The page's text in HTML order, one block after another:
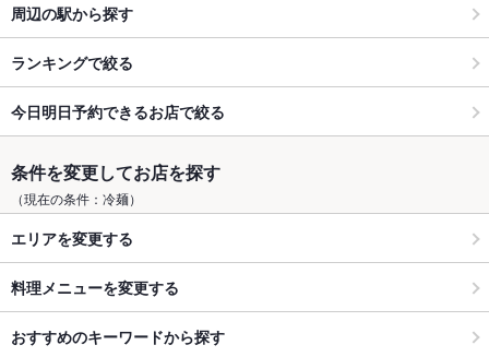
周辺の駅から探す
ランキングで絞る
今日明日予約できるお店で絞る
条件を変更してお店を探す
（現在の条件：冷麺）
エリアを変更する
料理メニューを変更する
おすすめのキーワードから探す